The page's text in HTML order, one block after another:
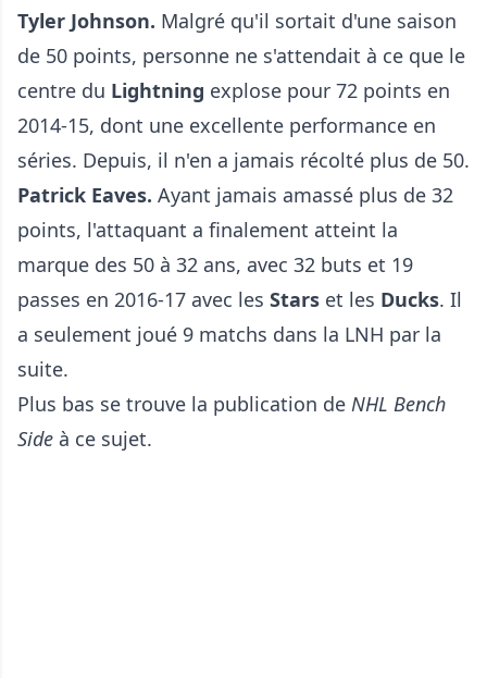
Tyler Johnson. Malgré qu'il sortait d'une saison
de 50 points, personne ne s'attendait à ce que le
centre du Lightning explose pour 72 points en
2014-15, dont une excellente performance en
séries. Depuis, il n'en a jamais récolté plus de 50.
Patrick Eaves. Ayant jamais amassé plus de 32
points, l'attaquant a finalement atteint la
marque des 50 à 32 ans, avec 32 buts et 19
passes en 2016-17 avec les Stars et les Ducks. Il
a seulement joué 9 matchs dans la LNH par la
suite.
Plus bas se trouve la publication de NHL Bench
Side à ce sujet.